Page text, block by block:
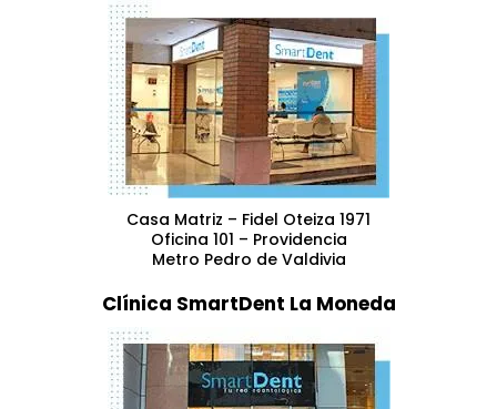
Casa Matriz – Fidel Oteiza 1971
Oficina 101 – Providencia
Metro Pedro de Valdivia
Clínica SmartDent La Moneda